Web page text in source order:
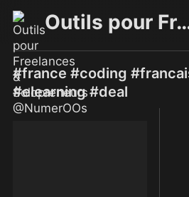
Outils pour Freelances &
#france #coding
#elearning #deal